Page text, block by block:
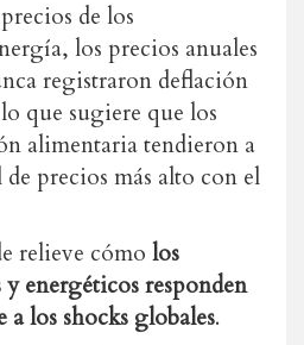
de los
los precios anuales
registraron deflación
que sugiere que los
alimentaria tendieron a
precios más alto con el
relieve cómo los
energéticos responden
a los shocks globales.